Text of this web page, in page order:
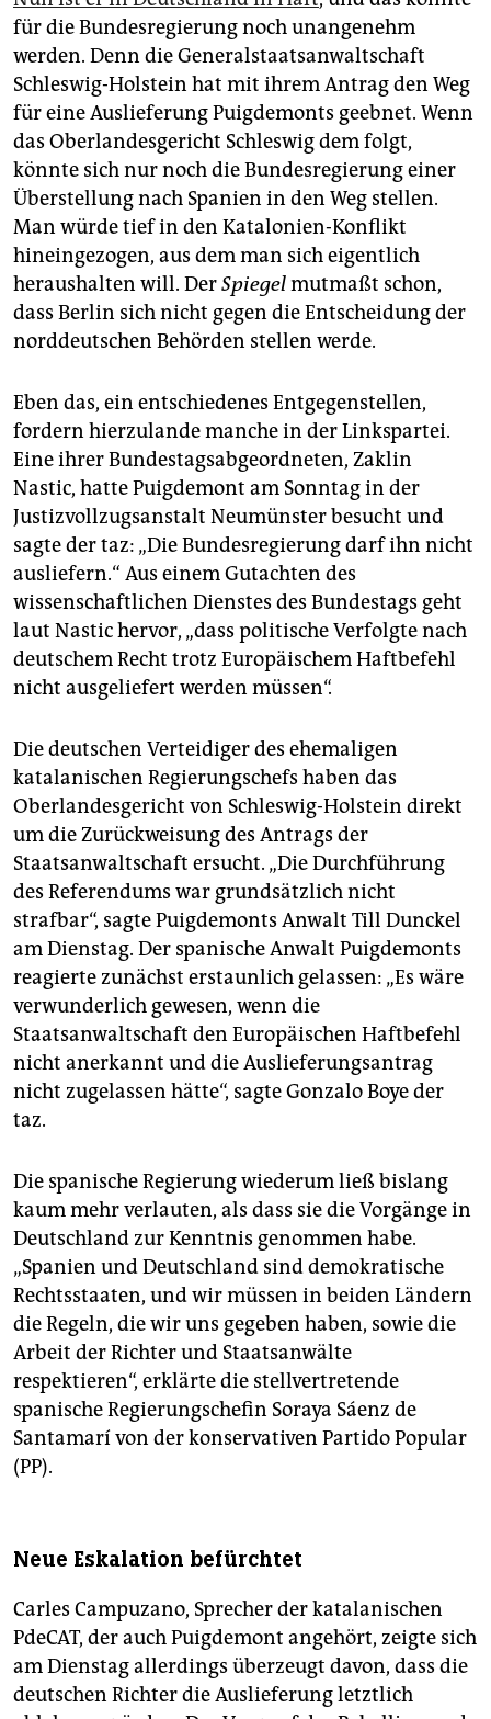
für die Bundesregierung noch unangenehm
werden. Denn die Generalstaatsanwaltschaft
Schleswig-Holstein hat mit ihrem Antrag den Weg
für eine Auslieferung Puigdemonts geebnet. Wenn
das Oberlandesgericht Schleswig dem folgt,
könnte sich nur noch die Bundesregierung einer
Überstellung nach Spanien in den Weg stellen.
Man würde tief in den Katalonien-Konflikt
hineingezogen, aus dem man sich eigentlich
heraushalten will. DerSpiegelmutmaßt schon,
dass Berlin sich nicht gegen die Entscheidung der
norddeutschen Behörden stellen werde.
Eben das, ein entschiedenes Entgegenstellen,
fordern hierzulande manche in der Linkspartei.
Eine ihrer Bundestagsabgeordneten, Zaklin
Nastic, hatte Puigdemont am Sonntag in der
Justizvollzugsanstalt Neumünster besucht und
sagte der taz: „Die Bundesregierung darf ihn nicht
ausliefern.“ Aus einem Gutachten des
wissenschaftlichen Dienstes des Bundestags geht
laut Nastic hervor, „dass politische Verfolgte nach
deutschem Recht trotz Europäischem Haftbefehl
nicht ausgeliefert werden müssen“.
Die deutschen Verteidiger des ehemaligen
katalanischen Regierungschefs haben das
Oberlandesgericht von Schleswig-Holstein direkt
um die Zurückweisung des Antrags der
Staatsanwaltschaft ersucht. „Die Durchführung
des Referendums war grundsätzlich nicht
strafbar“, sagte Puigdemonts Anwalt Till Dunckel
am Dienstag. Der spanische Anwalt Puigdemonts
reagierte zunächst erstaunlich gelassen: „Es wäre
verwunderlich gewesen, wenn die
Staatsanwaltschaft den Europäischen Haftbefehl
nicht anerkannt und die Auslieferungsantrag
nicht zugelassen hätte“, sagte Gonzalo Boye der
taz.
Die spanische Regierung wiederum ließ bislang
kaum mehr verlauten, als dass sie die Vorgänge in
Deutschland zur Kenntnis genommen habe.
„Spanien und Deutschland sind demokratische
Rechtsstaaten, und wir müssen in beiden Ländern
die Regeln, die wir uns gegeben haben, sowie die
Arbeit der Richter und Staatsanwälte
respektieren“, erklärte die stellvertretende
spanische Regierungschefin Soraya Sáenz de
Santamarí von der konservativen Partido Popular
(PP).
Neue Eskalation befürchtet
Carles Campuzano, Sprecher der katalanischen
PdeCAT, der auch Puig­demont angehört, zeigte sich
am Dienstag allerdings überzeugt davon, dass die
deutschen Richter die Auslieferung letztlich